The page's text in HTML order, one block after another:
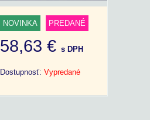
NOVINKA PREDANÉ
58,63 € s DPH
Dostupnosť: Vypredané